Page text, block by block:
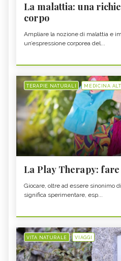
La malattia: una
corpo
Ampliare la nozione di malattia e
un’espressione corporea del...
TERAPIE NATURALI MEDICINA
La Play Therapy:
Giocare, oltre ad essere sinonimo
significa sperimentare, esp...
VITA NATURALE VIAGGI